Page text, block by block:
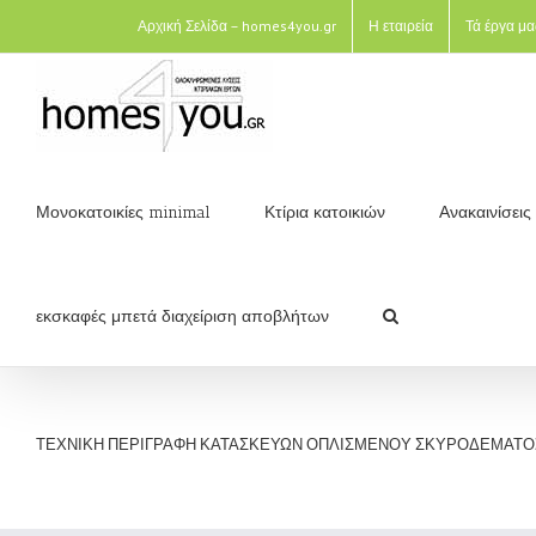
Αρχική Σελίδα – homes4you.gr Η εταιρεία Τά έργα
Μονοκατοικίες minimal Κτίρια κατοικιών
εκσκαφές μπετά διαχείριση αποβλήτων
ΤΕΧΝΙΚΗ ΠΕΡΙΓΡΑΦΗ ΚΑΤΑΣΚΕΥΩΝ ΟΠΛΙΣΜΕΝΟΥ